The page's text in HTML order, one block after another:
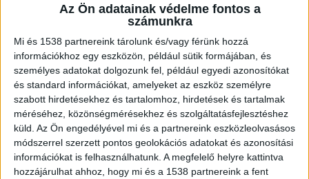
Az Ön adatainak védelme fontos a
számunkra
Mi és 1538 partnereink tárolunk és/vagy férünk hozzá
információkhoz egy eszközön, például sütik formájában, és
személyes adatokat dolgozunk fel, például egyedi azonosítókat
és standard információkat, amelyeket az eszköz személyre
szabott hirdetésekhez és tartalomhoz, hirdetések és tartalmak
méréséhez, közönségmérésekhez és szolgáltatásfejlesztéshez
küld. Az Ön engedélyével mi és a partnereink eszközleolvasásos
módszerrel szerzett pontos geolokációs adatokat és azonosítási
információkat is felhasználhatunk. A megfelelő helyre kattintva
hozzájárulhat ahhoz, hogy mi és a 1538 partnereink a fent
Balhé a benzinkúton: Mosókefével
verte ismerősét a férfi, csonttörés
lett a vége – VIDEÓ
2024.06.14. 11:33